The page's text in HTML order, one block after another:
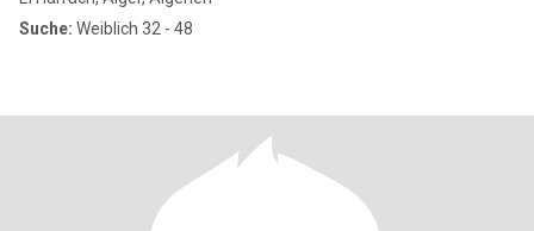
Suche: Weiblich 32 - 48